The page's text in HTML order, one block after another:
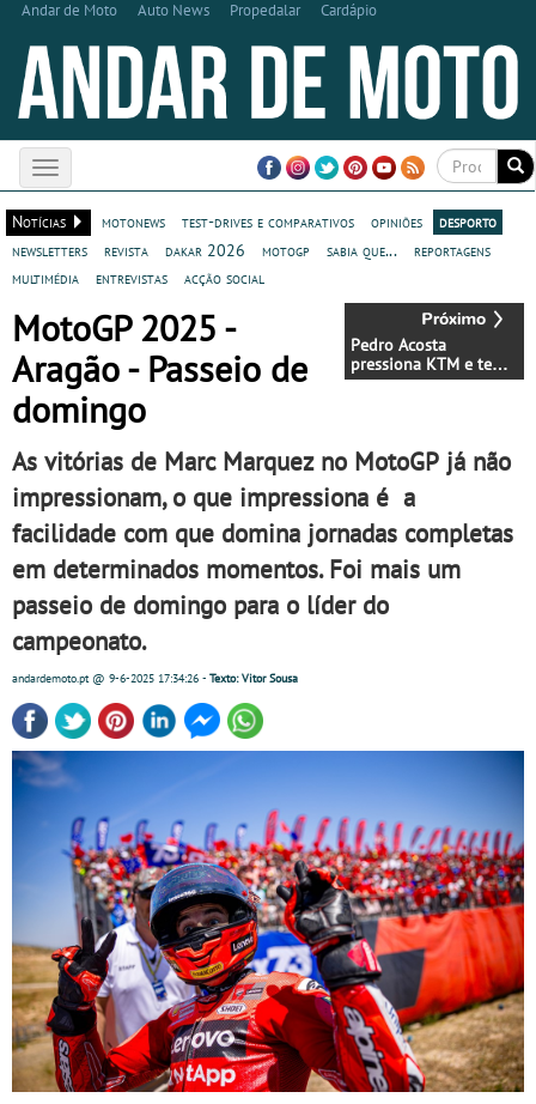
Andar de Moto Auto News Propedalar Cardápio
Toggle
navigation
Notícias
motonews test-drives e comparativos opiniões
desporto
newsletters
revista dakar 2026 motogp sabia que...
reportagens
multimédia
entrevistas acção social
Pedro Acosta
pressiona KTM e tem
Ducati na mira para
MotoGP 2025 -
Aragão - Passeio de
domingo
As vitórias de Marc Marquez no MotoGP já não
impressionam, o que impressiona é a
facilidade com que domina jornadas completas
em determinados momentos. Foi mais um
passeio de domingo para o líder do
campeonato.
andardemoto.pt@ 9-6-2025 17:34:26 - Texto: Vitor Sousa